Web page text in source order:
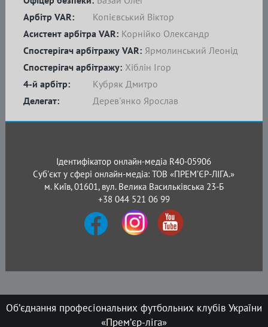
4-й арбітр:
Кубряк Дмитро
Делегат:
Дерев'янко Ярослав
Спостерігач арбітражу: Хіблін Ігор
Арбітр VAR:
Копієвський Віктор
Асистент арбітра VAR: Корнійко Олександр
Спостерігач арбітражу VAR: Ярмолинський Леонід
Ідентифікатор онлайн-медіа R40-05906
Суб'єкт у сфері онлайн-медіа: ТОВ «ПРЕМ’ЄР-ЛІГА.»
м. Київ, 01601, вул. Велика Васильківська 23-Б
+38 044 521 06 99
Об’єднання професіональних футбольних клубів України
«Прем’єр-ліга»